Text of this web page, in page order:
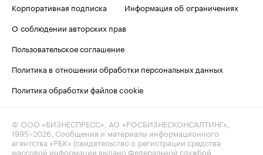
Корпоративная подписка
Информация об ограничениях
О соблюдении авторских прав
Пользовательское соглашение
Политика в отношении обработки персональных данных
Политика обработки файлов cookie
© ООО «БИЗНЕСПРЕСС», АО «РОСБИЗНЕСКОНСАЛТИНГ»,
1995–2026 . Сообщения и материалы информационного
агентства «РБК» (свидетельство о регистрации средства
массовой информации выдано Федеральной службой